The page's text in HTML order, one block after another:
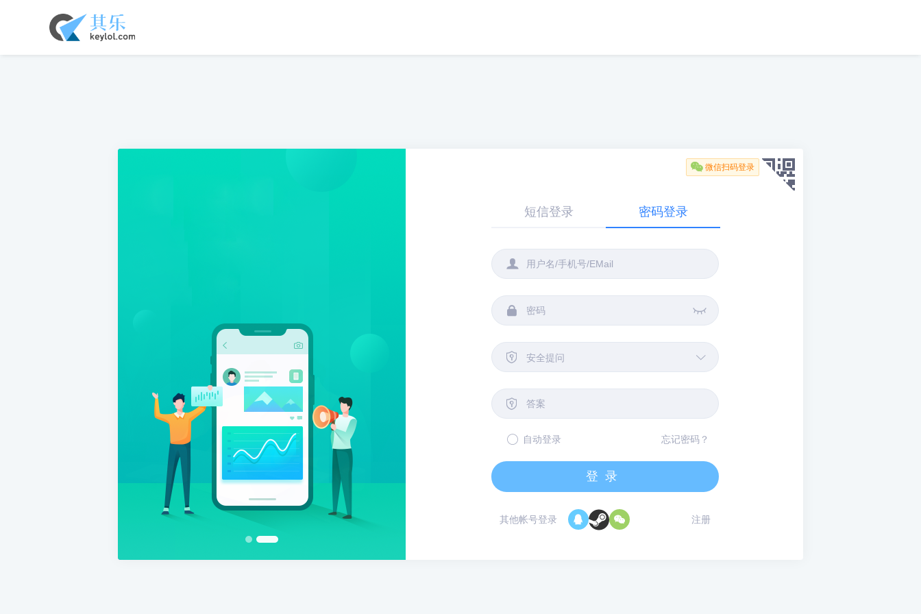
 微信扫码登录
短信登录 密码登录

 
 安全提问 

自动登录 忘记密码？
登录
其他帐号登录   注册